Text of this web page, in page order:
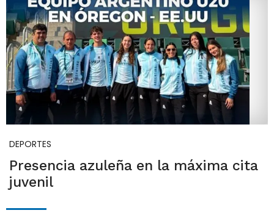
DEPORTES
Presencia azuleña en la máxima cita
juvenil